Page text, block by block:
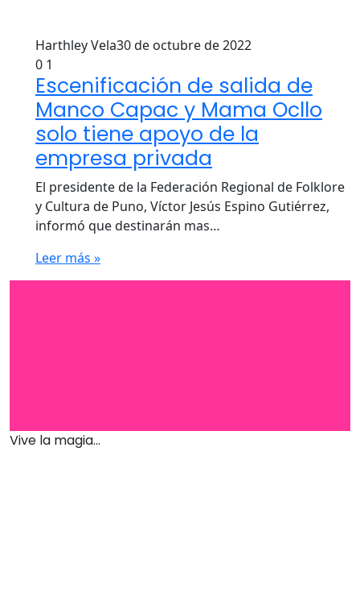
Harthley Vela30 de octubre de 2022
0 1
Escenificación de salida de
Manco Capac y Mama Ocllo
solo tiene apoyo de la
empresa privada
El presidente de la Federación Regional de Folklore
y Cultura de Puno, Víctor Jesús Espino Gutiérrez,
informó que destinarán mas…
Leer más »
Vive la magia...